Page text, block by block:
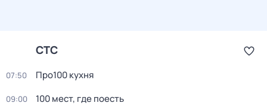
СТС
07:50 Про100 кухня
09:00 100 мест, где поесть